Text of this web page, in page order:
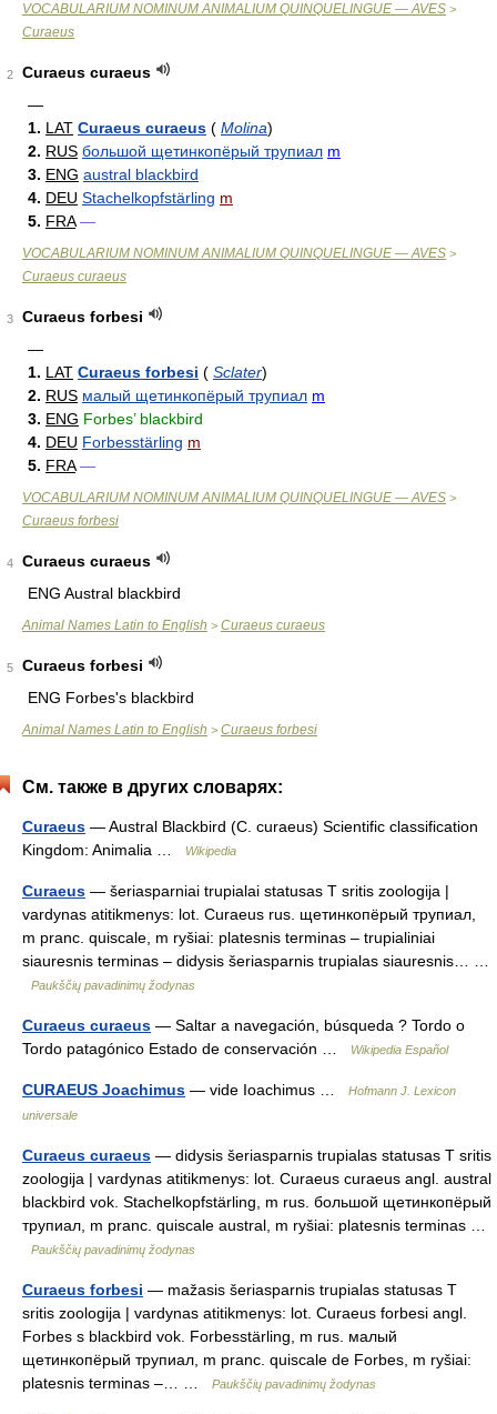
VOCABULARIUM NOMINUM ANIMALIUM QUINQUELINGUE — AVES >
Curaeus
2
Curaeus curaeus
—
1. LAT Curaeus curaeus ( Molina)
2. RUS большой щетинкопёрый трупиал m
3. ENG austral blackbird
4. DEU Stachelkopfstärling m
5. FRA —
VOCABULARIUM NOMINUM ANIMALIUM QUINQUELINGUE — AVES >
Curaeus curaeus
3
Curaeus forbesi
—
1. LAT Curaeus forbesi ( Sclater)
2. RUS малый щетинкопёрый трупиал m
3. ENG Forbes’ blackbird
4. DEU Forbesstärling m
5. FRA —
VOCABULARIUM NOMINUM ANIMALIUM QUINQUELINGUE — AVES >
Curaeus forbesi
4
Curaeus curaeus
ENG Austral blackbird
Animal Names Latin to English > Curaeus curaeus
5
Curaeus forbesi
ENG Forbes's blackbird
Animal Names Latin to English > Curaeus forbesi
См. также в других словарях:
Curaeus — Austral Blackbird (C. curaeus) Scientific classification
Kingdom: Animalia …
Wikipedia
Curaeus — šeriasparniai trupialai statusas T sritis zoologija |
vardynas atitikmenys: lot. Curaeus rus. щетинкопёрый трупиал,
m pranc. quiscale, m ryšiai: platesnis terminas – trupialiniai
siauresnis terminas – didysis šeriasparnis trupialas siauresnis… …
Paukščių pavadinimų žodynas
Curaeus curaeus — Saltar a navegación, búsqueda ? Tordo o
Tordo patagónico Estado de conservación …
Wikipedia Español
CURAEUS Joachimus — vide Ioachimus …
Hofmann J. Lexicon
universale
Curaeus curaeus — didysis šeriasparnis trupialas statusas T sritis
zoologija | vardynas atitikmenys: lot. Curaeus curaeus angl. austral
blackbird vok. Stachelkopfstärling, m rus. большой щетинкопёрый
трупиал, m pranc. quiscale austral, m ryšiai: platesnis terminas …
Paukščių pavadinimų žodynas
Curaeus forbesi — mažasis šeriasparnis trupialas statusas T
sritis zoologija | vardynas atitikmenys: lot. Curaeus forbesi angl.
Forbes s blackbird vok. Forbesstärling, m rus. малый
щетинкопёрый трупиал, m pranc. quiscale de Forbes, m ryšiai:
platesnis terminas –… …
Paukščių pavadinimų žodynas